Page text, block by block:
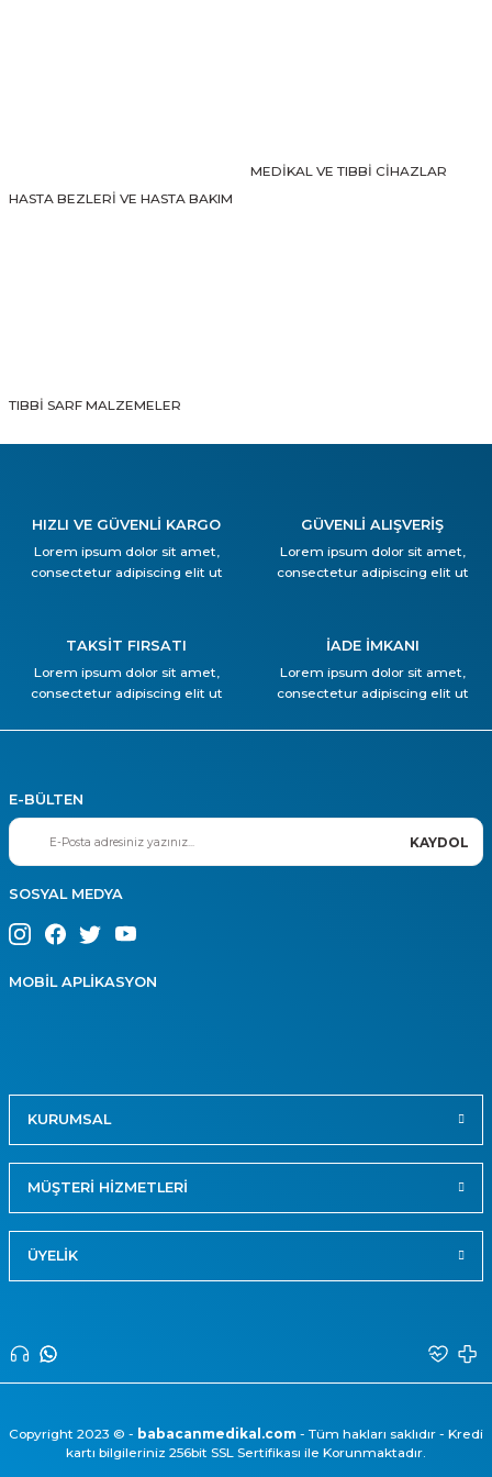
HASTA BEZLERİ VE HASTA BAKIM
MEDİKAL VE TIBBİ CİHAZLAR
TIBBİ SARF MALZEMELER
HIZLI VE GÜVENLİ KARGO
Lorem ipsum dolor sit amet,
consectetur adipiscing elit ut
GÜVENLİ ALIŞVERİŞ
Lorem ipsum dolor sit amet,
consectetur adipiscing elit ut
TAKSİT FIRSATI
Lorem ipsum dolor sit amet,
consectetur adipiscing elit ut
İADE İMKANI
Lorem ipsum dolor sit amet,
consectetur adipiscing elit ut
E-BÜLTEN
KAYDOL
SOSYAL MEDYA
MOBİL APLİKASYON
KURUMSAL
MÜŞTERİ HİZMETLERİ
ÜYELİK
Copyright 2023 © - babacanmedikal.com - Tüm hakları saklıdır - Kredi
kartı bilgileriniz 256bit SSL Sertifikası ile Korunmaktadır.